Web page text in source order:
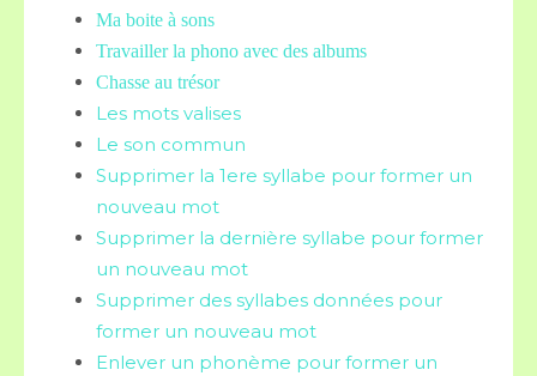
Ma boite à sons
Travailler la phono avec des albums
Chasse au trésor
Les mots valises
Le son commun
Supprimer la 1ere syllabe pour former un
nouveau mot
Supprimer la dernière syllabe pour former
un nouveau mot
Supprimer des syllabes données pour
former un nouveau mot
Enlever un phonème pour former un